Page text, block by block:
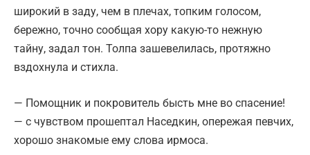
широкий в заду, чем в плечах, топким голосом,
бережно, точно сообщая хору какую-то нежную
тайну, задал тон. Толпа зашевелилась, протяжно
вздохнула и стихла.
— Помощник и покровитель бысть мне во спасение!
— с чувством прошептал Наседкин, опережая певчих,
хорошо знакомые ему слова ирмоса.